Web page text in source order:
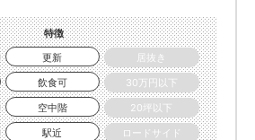
特徴
更新
居抜き
飲食可
30万円以下
空中階
20坪以下
駅近 ロードサイド